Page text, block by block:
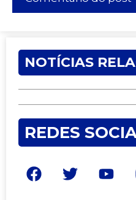
NOTÍCIAS
REDES